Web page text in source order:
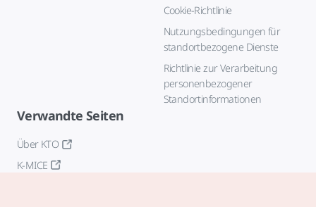
Cookie-Richtlinie
Nutzungsbedingungen für
standortbezogene Dienste
Richtlinie zur Verarbeitung
personenbezogener
Standortinformationen
Verwandte Seiten
Über KTO
K-MICE